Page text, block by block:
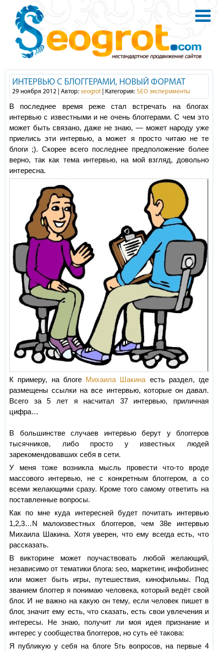
ИНТЕРВЬЮ С БЛОГГЕРАМИ, НОВЫЙ ФОРМАТ
29 ноября 2012 | Автор: seogrot | Категория: SEO эксперименты
В последнее время реже стал встречать на блогах
интервью с известными и не очень блоггерами. С чем это
может быть связано, даже не знаю, — может народу уже
приелись эти интервью, а может я просто читаю не те
блоги ;). Скорее всего последнее предположение более
верно, так как тема интервью, на мой взгляд, довольно
интересна.
К примеру, на блоге Михаила Шакина есть раздел, где
размещены ссылки на все интервью, которые он давал.
Всего за 5 лет я насчитал 37 интервью, приличная
цифра…
В большинстве случаев интервью берут у блоггеров
тысячников, либо просто у известных людей
зарекомендовавших себя в сети.
У меня тоже возникла мысль провести что-то вроде
массового интервью, не с конкретным блоггером, а со
всеми желающими сразу. Кроме того самому ответить на
поставленные вопросы.
Как по мне куда интересней будет почитать интервью
1,2,3…N малоизвестных блоггеров, чем 38е интервью
Михаила Шакина. Хотя уверен, что ему всегда есть, что
рассказать.
В викторине может поучаствовать любой желающий,
независимо от тематики блога: seo, маркетинг, инфобизнес
или может быть игры, путешествия, кинофильмы. Под
званием блоггер я понимаю человека, который ведёт свой
блог. И не важно на какую он тему, если человек пишет в
блог, значит ему есть, что сказать, есть свои увлечения и
интересы. Не знаю, получит ли моя идея признание и
интерес у сообщества блоггеров, но суть её такова:
Я публикую у себя на блоге 5ть вопросов, на первые 4